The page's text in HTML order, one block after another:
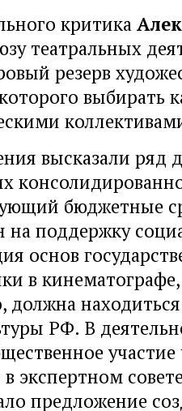
критика
театральных
резерв
выбирать
высказали ряд
бюджетные
на поддержку
основ
в
должна
РФ. В
участие
экспертном
предложение